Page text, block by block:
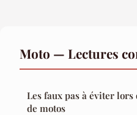
Moto — Lectures
Les faux pas à éviter lors
de motos